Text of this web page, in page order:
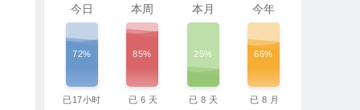
今日
72%
已17小时
本周
85%
已 6 天
本月
25%
已 8 天
今年
66%
已 8 月